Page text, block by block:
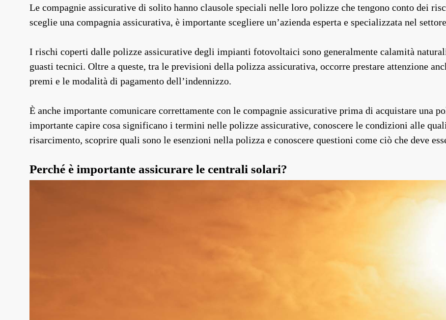
Le compagnie assicurative di solito hanno clausole speciali nelle loro polizze che tengono conto dei
sceglie una compagnia assicurativa, è importante scegliere un’azienda esperta e specializzata nel
I rischi coperti dalle polizze assicurative degli impianti fotovoltaici sono generalmente calamità
guasti tecnici. Oltre a queste, tra le previsioni della polizza assicurativa, occorre prestare attenzione
premi e le modalità di pagamento dell’indennizzo.
È anche importante comunicare correttamente con le compagnie assicurative prima di acquistare una
importante capire cosa significano i termini nelle polizze assicurative, conoscere le condizioni alle
risarcimento, scoprire quali sono le esenzioni nella polizza e conoscere questioni come ciò che deve
Perché è importante assicurare le centrali solari?